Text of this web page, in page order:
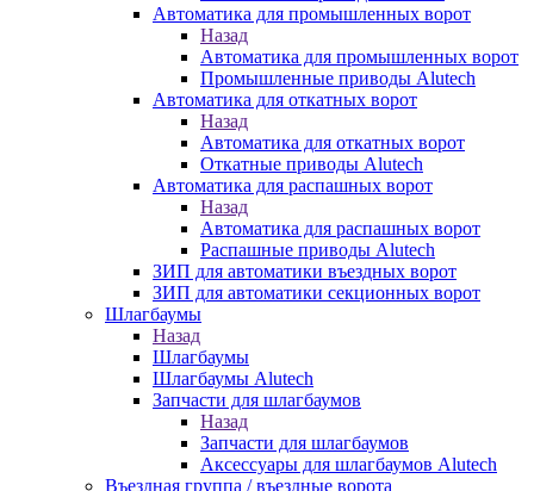
Автоматика для промышленных ворот
Назад
Автоматика для промышленных ворот
Промышленные приводы Alutech
Автоматика для откатных ворот
Назад
Автоматика для откатных ворот
Откатные приводы Alutech
Автоматика для распашных ворот
Назад
Автоматика для распашных ворот
Распашные приводы Alutech
ЗИП для автоматики въездных ворот
ЗИП для автоматики секционных ворот
Шлагбаумы
Назад
Шлагбаумы
Шлагбаумы Alutech
Запчасти для шлагбаумов
Назад
Запчасти для шлагбаумов
Аксессуары для шлагбаумов Alutech
Въездная группа / въездные ворота